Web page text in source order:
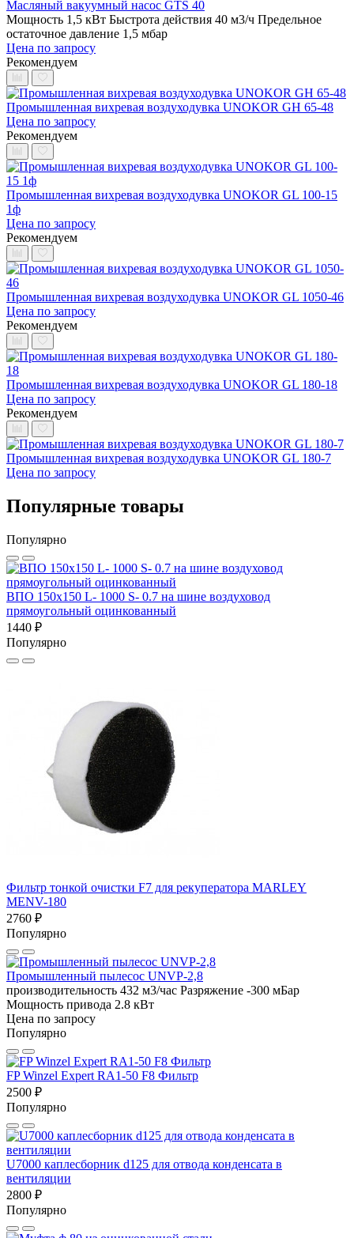
Масляный вакуумный насос GTS 40
Мощность 1,5 кВт Быстрота действия 40 м3/ч Предельное
остаточное давление 1,5 мбар
Цена по запросу
Рекомендуем
Промышленная вихревая воздуходувка UNOKOR GH 65-48
Цена по запросу
Рекомендуем
Промышленная вихревая воздуходувка UNOKOR GL 100-15
1ф
Цена по запросу
Рекомендуем
Промышленная вихревая воздуходувка UNOKOR GL 1050-46
Цена по запросу
Рекомендуем
Промышленная вихревая воздуходувка UNOKOR GL 180-18
Цена по запросу
Рекомендуем
Промышленная вихревая воздуходувка UNOKOR GL 180-7
Цена по запросу
Популярные товары
Популярно
ВПО 150x150 L- 1000 S- 0.7 на шине воздуховод
прямоугольный оцинкованный
1440 ₽
Популярно
Фильтр тонкой очистки F7 для рекуператора MARLEY
MENV-180
2760 ₽
Популярно
Промышленный пылесос UNVP-2,8
производительность 432 м3/час Разряжение -300 мБар
Мощность привода 2.8 кВт
Цена по запросу
Популярно
FP Winzel Expert RA1-50 F8 Фильтр
2500 ₽
Популярно
U7000 каплесборник d125 для отвода конденсата в
вентиляции
2800 ₽
Популярно